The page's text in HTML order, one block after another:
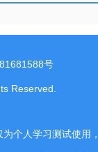
号
Reserved.
个人学习测试使用